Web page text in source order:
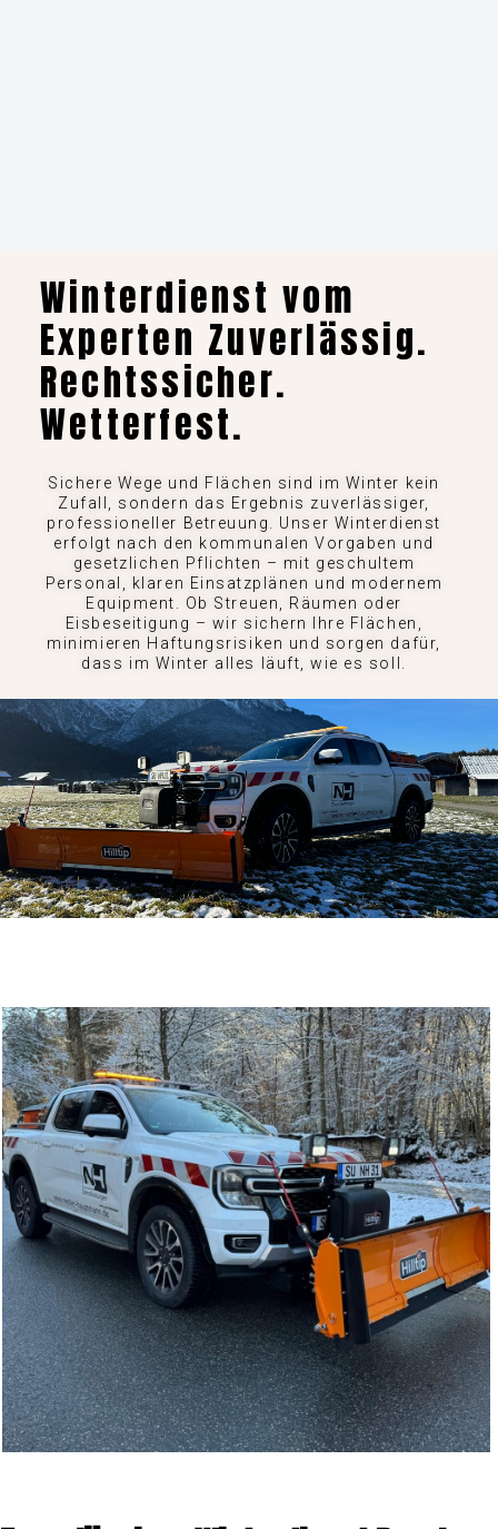
Winterdienst vom
Experten Zuverlässig.
Rechtssicher.
Wetterfest.
Sichere Wege und Flächen sind im Winter kein
Zufall, sondern das Ergebnis zuverlässiger,
professioneller Betreuung. Unser Winterdienst
erfolgt nach den kommunalen Vorgaben und
gesetzlichen Pflichten – mit geschultem
Personal, klaren Einsatzplänen und modernem
Equipment. Ob Streuen, Räumen oder
Eisbeseitigung – wir sichern Ihre Flächen,
minimieren Haftungsrisiken und sorgen dafür,
dass im Winter alles läuft, wie es soll.